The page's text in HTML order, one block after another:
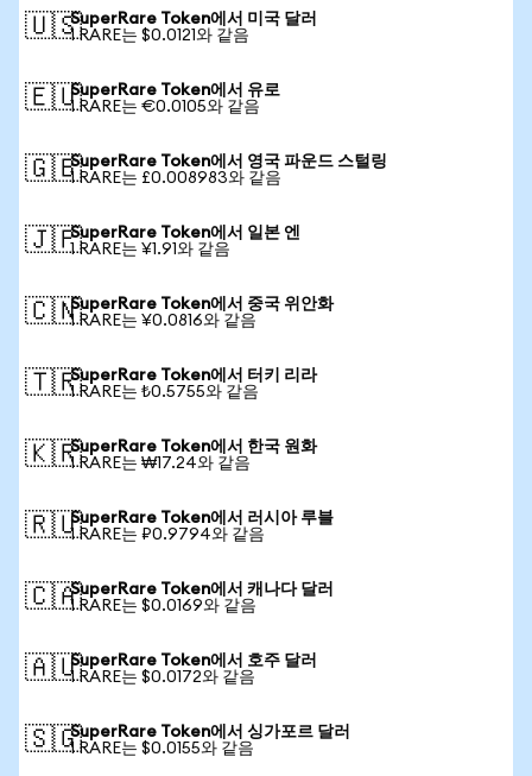
🇺🇸SuperRare Token에서 미국 달러
1 RARE는 $0.0121와 같음
🇪🇺SuperRare Token에서 유로
1 RARE는 €0.0105와 같음
🇬🇧SuperRare Token에서 영국 파운드 스털링
1 RARE는 £0.008983와 같음
🇯🇵SuperRare Token에서 일본 엔
1 RARE는 ¥1.91와 같음
🇨🇳SuperRare Token에서 중국 위안화
1 RARE는 ¥0.0816와 같음
🇹🇷SuperRare Token에서 터키 리라
1 RARE는 ₺0.5755와 같음
🇰🇷SuperRare Token에서 한국 원화
1 RARE는 ₩17.24와 같음
🇷🇺SuperRare Token에서 러시아 루블
1 RARE는 ₽0.9794와 같음
🇨🇦SuperRare Token에서 캐나다 달러
1 RARE는 $0.0169와 같음
🇦🇺SuperRare Token에서 호주 달러
1 RARE는 $0.0172와 같음
🇸🇬SuperRare Token에서 싱가포르 달러
1 RARE는 $0.0155와 같음